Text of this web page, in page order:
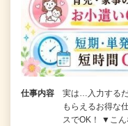
仕事内容
実は…入力する
もらえるお得な
スでOK！ ▼こ